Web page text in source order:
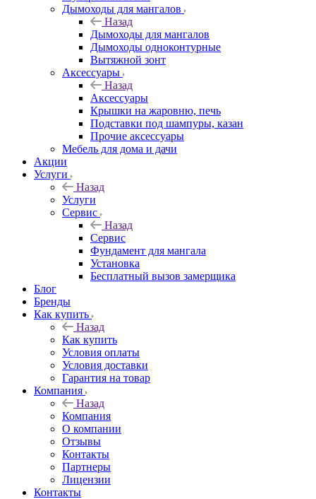
Дымоходы для мангалов
Назад
Дымоходы для мангалов
Дымоходы одноконтурные
Вытяжной зонт
Аксессуары
Назад
Аксессуары
Крышки на жаровню, печь
Подставки под шампуры, казан
Прочие аксессуары
Мебель для дома и дачи
Акции
Услуги
Назад
Услуги
Сервис
Назад
Сервис
Фундамент для мангала
Установка
Бесплатный вызов замерщика
Блог
Бренды
Как купить
Назад
Как купить
Условия оплаты
Условия доставки
Гарантия на товар
Компания
Назад
Компания
О компании
Отзывы
Контакты
Партнеры
Лицензии
Контакты